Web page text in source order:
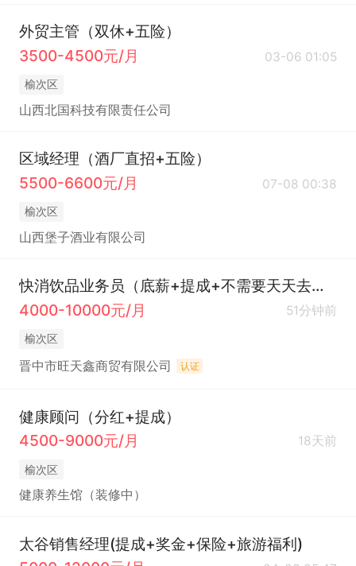
外贸主管（双休+五险）
3500-4500元/月
03-06 01:05
榆次区
山西北国科技有限责任公司
区域经理（酒厂直招+五险）
5500-6600元/月
07-08 00:38
榆次区
山西堡子酒业有限公司
快消饮品业务员（底薪+提成+不需要天天去公司）
4000-10000元/月
51分钟前
榆次区
晋中市旺天鑫商贸有限公司 认证
健康顾问（分红+提成）
4500-9000元/月
18天前
榆次区
健康养生馆（装修中）
太谷销售经理(提成+奖金+保险+旅游福利)